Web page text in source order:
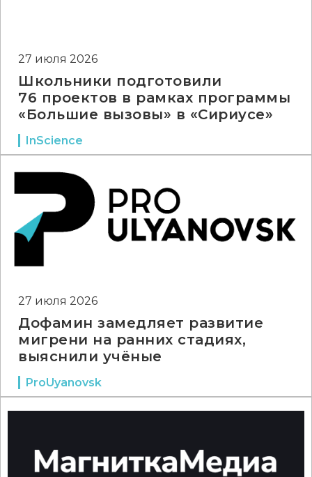
27 июля 2026
Школьники подготовили
76 проектов в рамках программы
«Большие вызовы» в «Сириусе»
InScience
27 июля 2026
Дофамин замедляет развитие
мигрени на ранних стадиях,
выяснили учёные
ProUyanovsk